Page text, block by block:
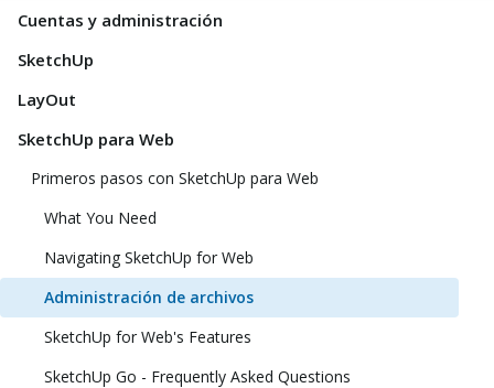
Cuentas y administración
SketchUp
LayOut
SketchUp para Web
Primeros pasos con SketchUp para Web
What You Need
Navigating SketchUp for Web
Administración de archivos
SketchUp for Web's Features
SketchUp Go - Frequently Asked Questions